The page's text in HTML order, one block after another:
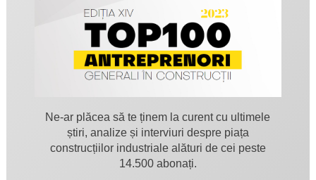
Ne-ar plăcea să te ținem la curent cu ultimele
știri, analize și interviuri despre piața
construcțiilor industriale alături de cei peste
14.500 abonați.